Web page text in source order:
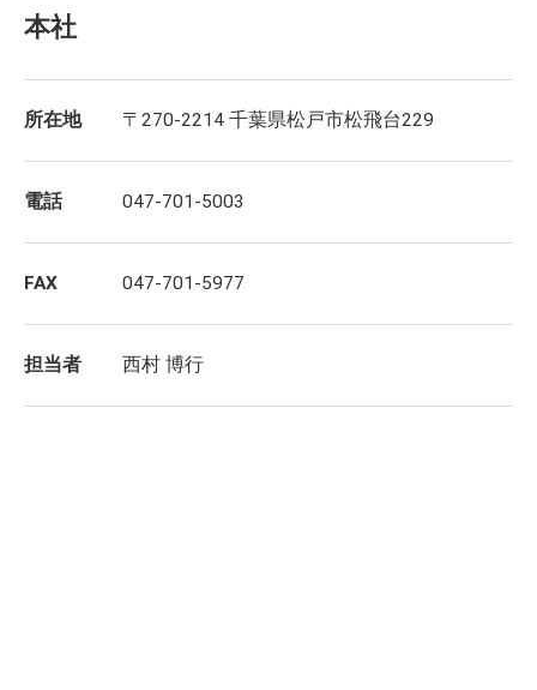
本社
所在地 〒270-2214 千葉県松戸市松飛台229
電話 047-701-5003
FAX 047-701-5977
担当者 西村 博行